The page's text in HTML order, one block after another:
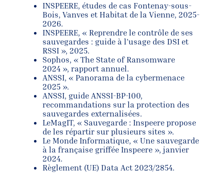
INSPEERE, études de cas Fontenay-sous-
Bois, Vanves et Habitat de la Vienne, 2025-
2026.
INSPEERE, « Reprendre le contrôle de ses
sauvegardes : guide à l’usage des DSI et
RSSI », 2025.
Sophos, « The State of Ransomware
2024 », rapport annuel.
ANSSI, « Panorama de la cybermenace
2025 ».
ANSSI, guide ANSSI-BP-100,
recommandations sur la protection des
sauvegardes externalisées.
LeMagIT, « Sauvegarde : Inspeere propose
de les répartir sur plusieurs sites ».
Le Monde Informatique, « Une sauvegarde
à la française griffée Inspeere », janvier
2024.
Règlement (UE) Data Act 2023/2854.